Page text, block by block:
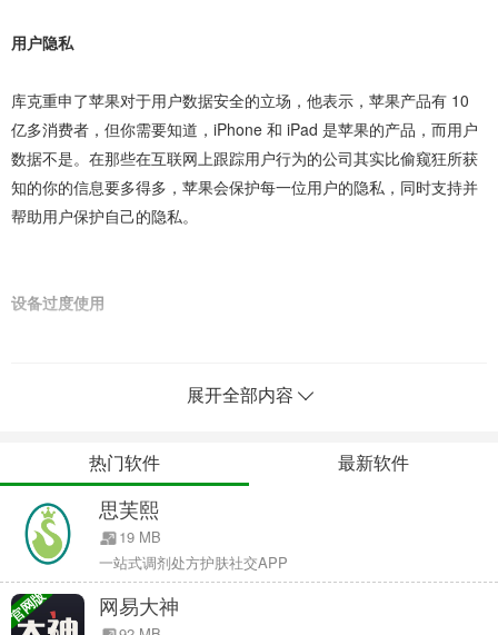
用户隐私
库克重申了苹果对于用户数据安全的立场，他表示，苹果产品有 10
亿多消费者，但你需要知道，iPhone 和 iPad 是苹果的产品，而用户
数据不是。在那些在互联网上跟踪用户行为的公司其实比偷窥狂所获
知的你的信息要多得多，苹果会保护每一位用户的隐私，同时支持并
帮助用户保护自己的隐私。
设备过度使用
他们在一台设备上花费了多少时间。
这一点令他惊讶。
“如果我们能说服你买一部 iPhone，我们就能赚钱，但我不希望你经
常使用这个产品。”库克说。“我们想打造的是丰富你生活的产品，做
一些没有它你无法做的事情。”
展开全部内容
热门软件 最新软件
思芙熙
19 MB
一站式调剂处方护肤社交APP
官网版 网易大神